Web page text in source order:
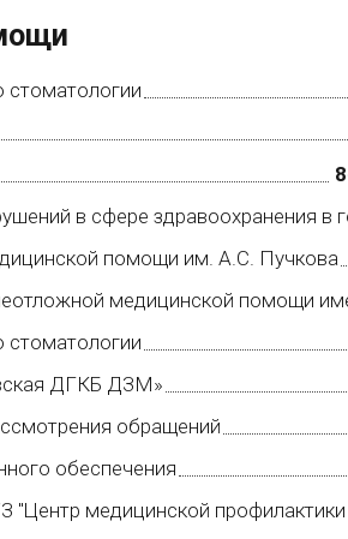
стоматологии
в сфере здравоохранения в
помощи им. А.С. Пучкова
медицинской помощи
стоматологии
ДГКБ ДЗМ»
обращений
обеспечения
"Центр медицинской